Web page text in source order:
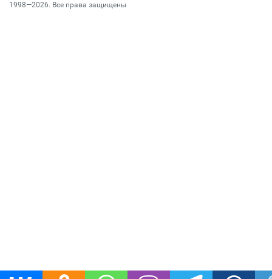
1998—2026. Все права защищены